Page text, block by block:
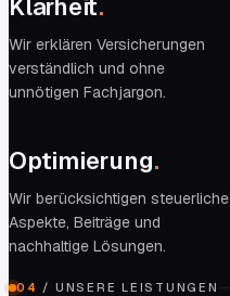
Klarheit.
Wir erklären Versicherungen
verständlich und ohne
unnötigen Fachjargon.
Optimierung.
Wir berücksichtigen steuerliche
Aspekte, Beiträge und
nachhaltige Lösungen.
04 / UNSERE LEISTUNGEN